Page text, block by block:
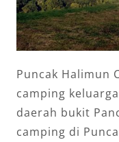
Puncak Halimun
camping
daerah bukit
camping di